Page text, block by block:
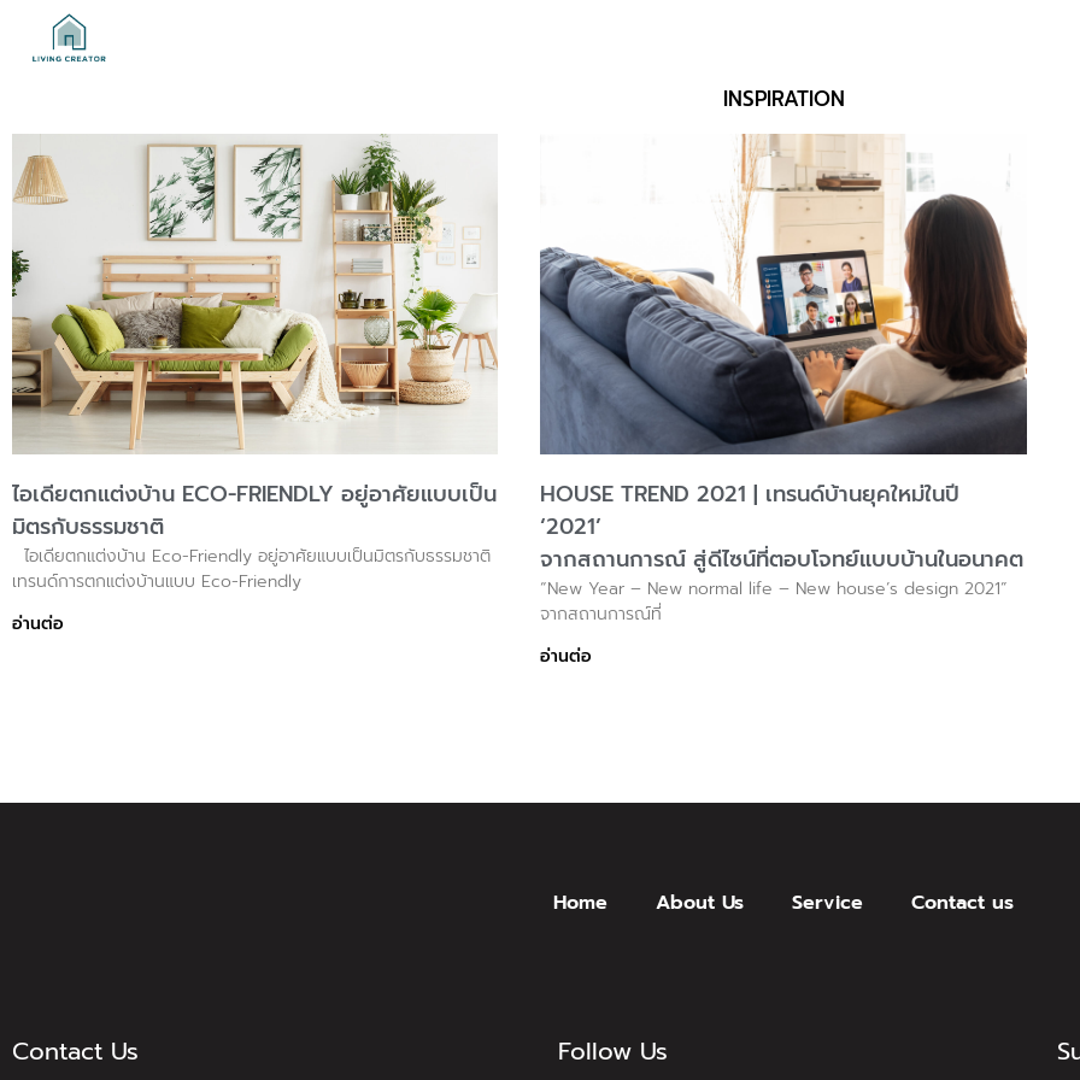
INSPIRATION
ไอเดียตกแต่งบ้าน ECO-FRIENDLY อยู่อาศัยแบบเป็น
มิตรกับธรรมชาติ
ไอเดียตกแต่งบ้าน Eco-Friendly อยู่อาศัยแบบเป็นมิตรกับธรรมชาติ
เทรนด์การตกแต่งบ้านแบบ Eco-Friendly
อ่านต่อ
HOUSE TREND 2021 | เทรนด์บ้านยุคใหม่ในปี
‘2021’
จากสถานการณ์ สู่ดีไซน์ที่ตอบโจทย์แบบบ้านในอนาคต
“New Year – New normal life – New house’s design 2021”
จากสถานการณ์ที่
อ่านต่อ
Home About Us Service Contact us
Contact Us Follow Us